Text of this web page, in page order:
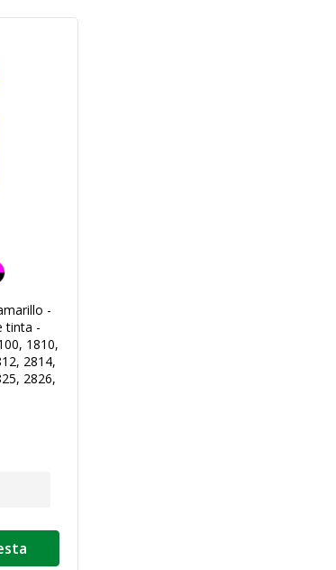
-
tinta -
1810,
2814,
2826,